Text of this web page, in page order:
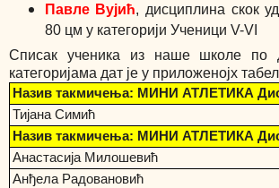
Павле Вујић, дисциплина скок
80 цм у категорији Ученици V-VI
Списак ученика из наше школе по
категоријама дат је у приложенојх
Назив такмичења: МИНИ АТЛЕТИКА
Тијана Симић
Назив такмичења: МИНИ АТЛЕТИКА
Анастасија Милошевић
Анђела Радовановић